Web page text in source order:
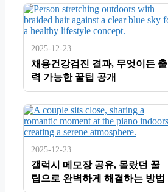
2025-12-23
채용건강검진 결과, 무엇이든 출
력 가능한 꿀팁 공개
2025-12-23
갤럭시 메모장 공유, 몰랐던 꿀
팁으로 완벽하게 해결하는 방법